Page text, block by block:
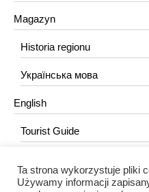
Magazyn
Historia regionu
Українська мова
English
Tourist Guide
KONTAKT
Ta strona wykorzystuje pliki
Używamy informacji